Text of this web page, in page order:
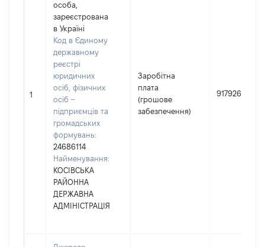
1
особа,
зареєстрована
в Україні
Код в Єдиному
державному
реєстрі
юридичних
осіб, фізичних
осіб –
підприємців та
громадських
формувань:
24686114
Найменування:
КОСІВСЬКА
РАЙОННА
ДЕРЖАВНА
АДМІНІСТРАЦІЯ
Заробітна
плата
(грошове
забезпечення)
917926